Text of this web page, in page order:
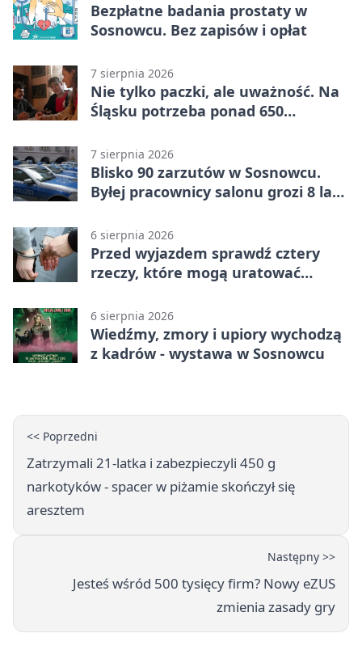
Bezpłatne badania prostaty w
Sosnowcu. Bez zapisów i opłat
7 sierpnia 2026
Nie tylko paczki, ale uważność. Na
Śląsku potrzeba ponad 650
7 sierpnia 2026
Blisko 90 zarzutów w Sosnowcu.
Byłej pracownicy salonu grozi 8 lat
6 sierpnia 2026
Przed wyjazdem sprawdź cztery
rzeczy, które mogą uratować
6 sierpnia 2026
Wiedźmy, zmory i upiory wychodzą
z kadrów - wystawa w Sosnowcu
<< Poprzedni
Zatrzymali 21-latka i zabezpieczyli 450 g
narkotyków - spacer w piżamie skończył się
aresztem
Następny >>
Jesteś wśród 500 tysięcy firm? Nowy eZUS
zmienia zasady gry